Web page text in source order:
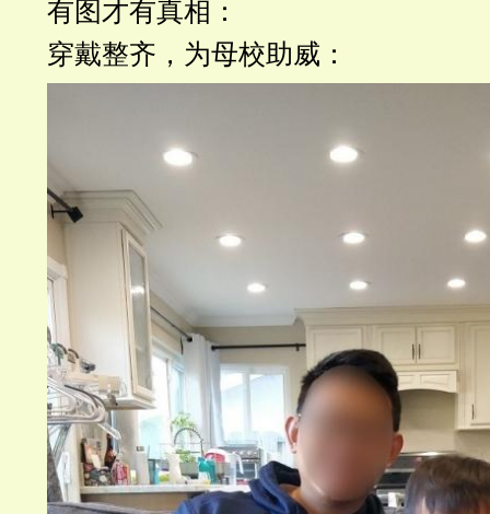
有图才有真相：
穿戴整齐，为母校助威：